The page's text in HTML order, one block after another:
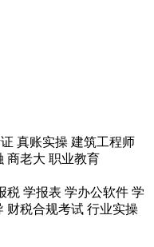
真账实操 建筑工程师
商老大 职业教育
税 学报表 学办公软件 学
财税合规考试 行业实操